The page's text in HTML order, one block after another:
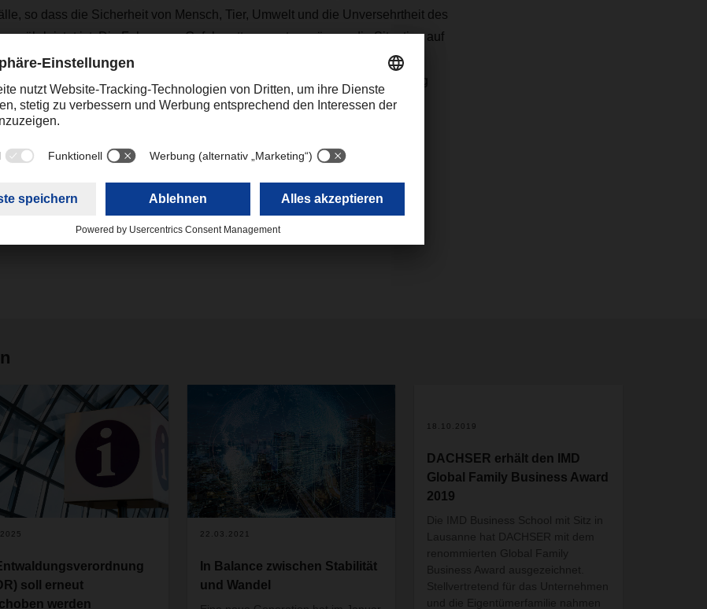
so dass die Sicherheit von Mensch, Tier, Umwelt und die Unversehrtheit des
ist. Die Fahrer von Gefahrguttransporten müssen die Situation auf
nach eigenem Ermessen selbstständig beurteilen und bei schlechten
auf einer geeigneten Parkmöglichkeit abstellen. So kann der Winter ruhig
Christian Weber
Corporate Public Relations
christian.weber@dachser.com
soll erneut
werden
22.03.2021
In Balance zwischen Stabilität
und Wandel
18.10.2019
DACHSER erhält den IMD
Global Family Business Award
2019
Die IMD Business School mit Sitz in
Lausanne hat DACHSER mit dem
renommierten Global Family
Business Award ausgezeichnet.
Stellvertretend für das Unternehmen
und die Eigentümerfamilie nahmen